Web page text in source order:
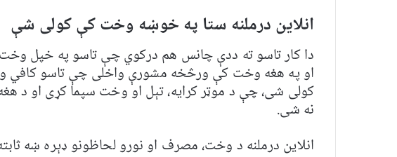
انلاین درملنه ستا په خوښه وخت کې کولی شې
دا کار تاسو ته ددې چانس هم درکوي چې تاسو په خپل وخت
او په هغه وخت کې ورڅخه مشورې واخلی چې تاسو کافي
کولی شی، چې د موټر کرایه، تېل او وخت سپما کړی او د
نه شی.
انلاین درملنه د وخت، مصرف او نورو لحاظونو ډېره ښه